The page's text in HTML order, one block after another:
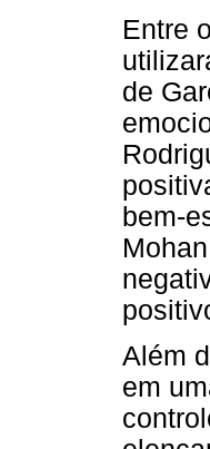
Entre
de
bem-
Além
em